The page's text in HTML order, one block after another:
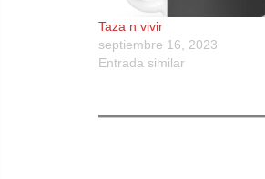
Taza n vivir
septiembre 16, 2023
Entrada similar